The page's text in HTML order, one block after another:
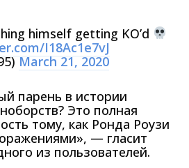
himself getting KO’d
I18Ac1e7vJ
March 21, 2020
парень в истории
Это полная
тому, как Ронда Роузи
— гласит
из пользователей.